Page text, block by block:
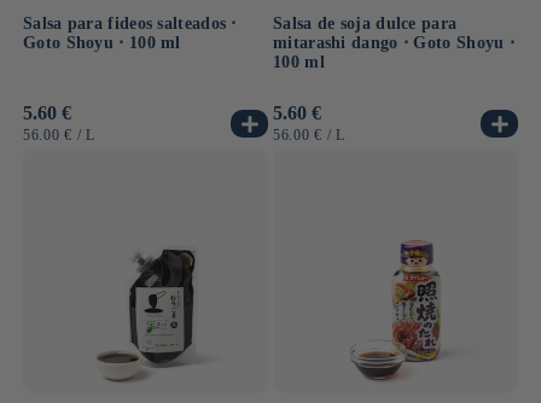
Salsa para fideos salteados ⋅
Goto Shoyu ⋅ 100 ml
Precio
habitual
5.60 €
PRECIO
56.00 € / POR
L
Salsa de soja dulce para
mitarashi dango ⋅ Goto Shoyu ⋅
100 ml
Precio
habitual
5.60 €
PRECIO
56.00 € / POR
L